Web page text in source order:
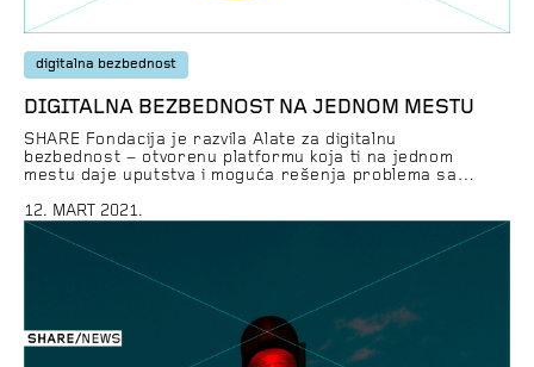
digitalna bezbednost
DIGITALNA BEZBEDNOST NA JEDNOM MESTU
SHARE Fondacija je razvila Alate za digitalnu
bezbednost – otvorenu platformu koja ti na jednom
mestu daje uputstva i moguća rešenja problema sa
naučiš nešto više o dobrim praksama zaštite
informacionih sistema i digitalnih dobara i pruži savet
ukoliko si žrtva nasilja ili uznemiravanja posredstvom
tehnologije. Pojavljuje ti se “greška […]
12. MART 2021.